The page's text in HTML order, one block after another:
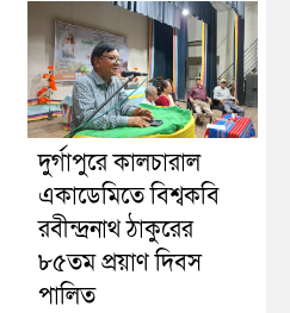
দুর্গাপুরে কালচারাল
একাডেমিতে বিশ্বকবি
রবীন্দ্রনাথ ঠাকুরের
৮৫তম প্রয়াণ দিবস
পালিত